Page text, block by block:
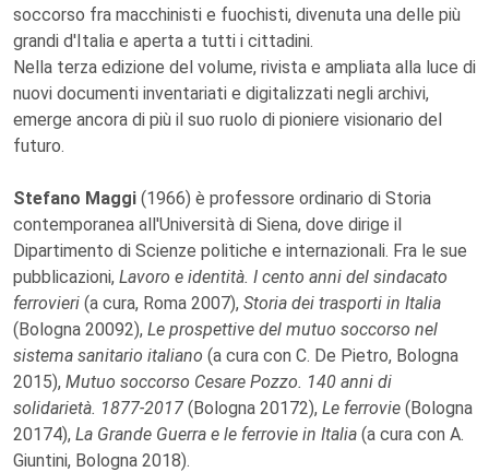
soccorso fra macchinisti e fuochisti, divenuta una delle più
grandi d'Italia e aperta a tutti i cittadini.
Nella terza edizione del volume, rivista e ampliata alla luce di
nuovi documenti inventariati e digitalizzati negli archivi,
emerge ancora di più il suo ruolo di pioniere visionario del
futuro.
Stefano Maggi (1966) è professore ordinario di Storia
contemporanea all'Università di Siena, dove dirige il
Dipartimento di Scienze politiche e internazionali. Fra le sue
pubblicazioni, Lavoro e identità. I cento anni del sindacato
ferrovieri (a cura, Roma 2007), Storia dei trasporti in Italia
(Bologna 20092), Le prospettive del mutuo soccorso nel
sistema sanitario italiano (a cura con C. De Pietro, Bologna
2015), Mutuo soccorso Cesare Pozzo. 140 anni di
solidarietà. 1877-2017 (Bologna 20172), Le ferrovie (Bologna
20174), La Grande Guerra e le ferrovie in Italia (a cura con A.
Giuntini, Bologna 2018).